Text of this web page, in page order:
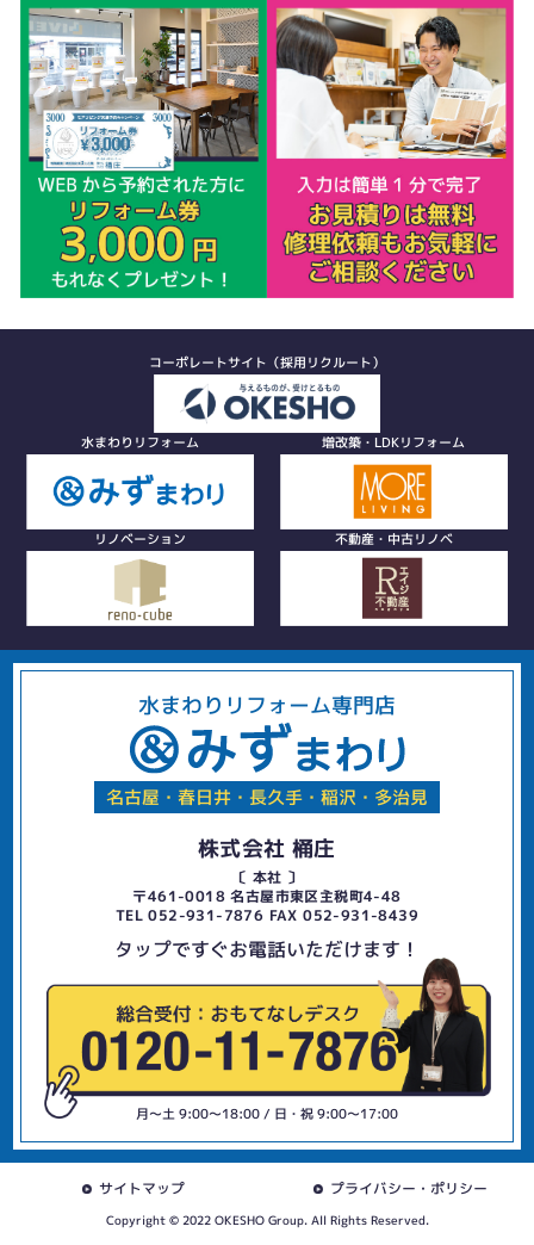
コーポレートサイト（採用リクルート）
水まわりリフォーム 増改築・LDKリフォーム
リノベーション 不動産・中古リノベ
水まわりリフォーム専門店
名古屋・春日井・長久手・稲沢・多治見
株式会社 桶庄
〔 本社 〕
〒461-0018 名古屋市東区主税町4-48
TEL 052-931-7876 FAX 052-931-8439
タップですぐお電話いただけます！
月〜土 9:00〜18:00 / 日・祝 9:00〜17:00
サイトマップ プライバシー・ポリシー
Copyright © 2022 OKESHO Group. All Rights Reserved.